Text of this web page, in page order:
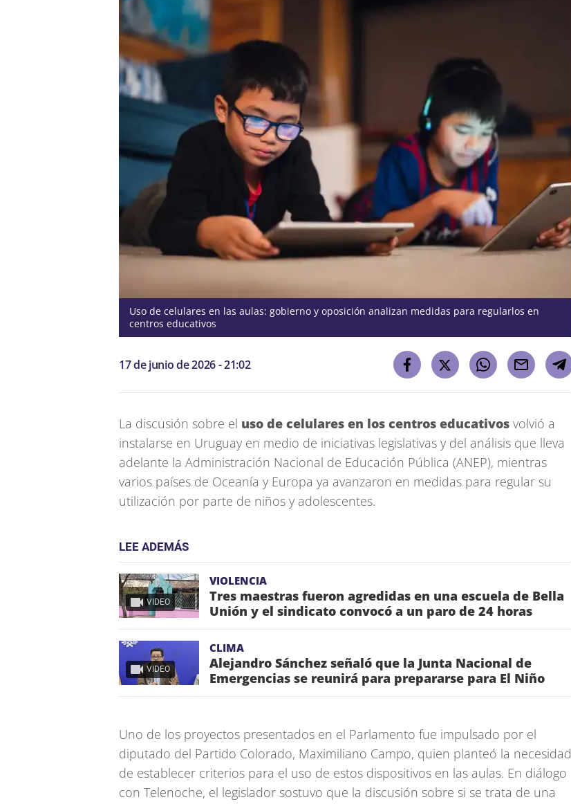
Uso de celulares en las aulas: gobierno y oposición analizan medidas para regularlos en
centros educativos
17 de junio de 2026 - 21:02
La discusión sobre el uso de celulares en los centros educativos volvió a
instalarse en Uruguay en medio de iniciativas legislativas y del análisis que lleva
adelante la Administración Nacional de Educación Pública (ANEP), mientras
varios países de Oceanía y Europa ya avanzaron en medidas para regular su
utilización por parte de niños y adolescentes.
LEE ADEMÁS
VIDEO
VIOLENCIA
Tres maestras fueron agredidas en una escuela de Bella
Unión y el sindicato convocó a un paro de 24 horas
VIDEO
CLIMA
Alejandro Sánchez señaló que la Junta Nacional de
Emergencias se reunirá para prepararse para El Niño
Uno de los proyectos presentados en el Parlamento fue impulsado por el
diputado del Partido Colorado, Maximiliano Campo, quien planteó la necesidad
de establecer criterios para el uso de estos dispositivos en las aulas. En diálogo
con Telenoche, el legislador sostuvo que la discusión sobre si se trata de una